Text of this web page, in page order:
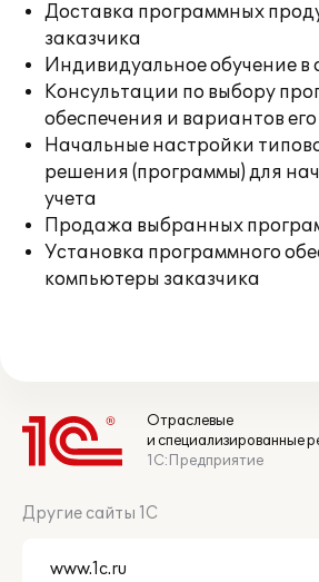
Доставка программных
заказчика
Индивидуальное обучение в
Консультации по выбору
обеспечения и вариантов
Начальные настройки
решения (программы) для
учета
Продажа выбранных
Установка программного
компьютеры заказчика
Отраслевые
и специализированные
1С:Предприятие
Другие сайты 1С